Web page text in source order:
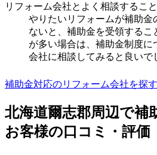
リフォーム会社とよく相談すること
やりたいリフォームが補助金
ないと、補助金を受領するこ
が多い場合は、補助金制度に
会社に相談してみると良いで
補助金対応のリフォーム会社を探す
北海道爾志郡周辺で補
お客様の口コミ・評価